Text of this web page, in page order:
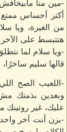
-مين منا
أكتر أحساس
من الغيرة، ويا
هتتبسط على
-ويا سلام لما
قالها سليم
-اللعيب الصح
وبعدين بذمتك
عليك، غير
-يزن أنت آخر